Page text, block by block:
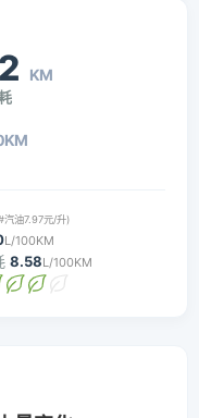
KM
汽油7.97元/升)
L/100KM
8.58L/100KM